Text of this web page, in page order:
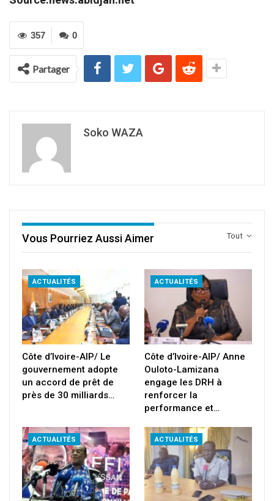
0
357
Partager
Soko WAZA
Tout
Vous Pourriez Aussi Aimer
ACTUALITÉS
Côte d’Ivoire-AIP/ Le
gouvernement adopte
un accord de prêt de
près de 30 milliards…
ACTUALITÉS
Côte d’Ivoire-AIP/ Anne
Ouloto-Lamizana
engage les DRH à
renforcer la
performance et…
ACTUALITÉS ACTUALITÉS